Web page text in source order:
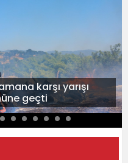
karşı yarışı
geçti